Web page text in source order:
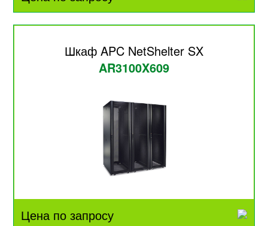
Шкаф APC NetShelter SX
AR3100X609
Цена по запросу